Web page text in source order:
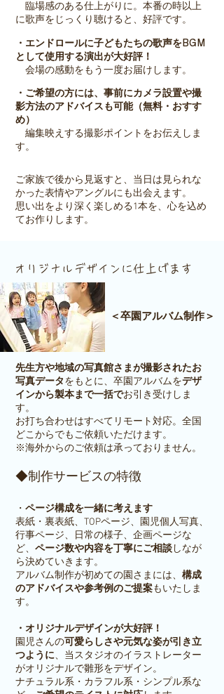
臨場感のある仕上がりに。本番の時以上
に歌声をじっくり聴けると、好評です。
・エンドロールに子どもたちの歌声を BGM
として使用する演出が大好評！
会場の感動をもう一度お届けします。
・ご希望の方には、事前にカメラ設置や撮
影方法のアドバイスも可能（無料・おすす
め）
編集映えする撮影ポイントをお伝えしま
す。
ご家族で後から見返すと、当日は見られな
かった表情やアングルにも出会えます。
思い出をより深く楽しめる1本を、心を込め
てお作りします。
オリジナルデザインに仕上げます
＜卒園アルバム制作＞
先生方や地域の写真館さまが撮影されたお
写真データをもとに、卒園アルバムをデザ
インから製本まで一括でお引き受けしま
す。
お打ち合わせはすべてリモート対応。全国
どこからでもご依頼いただけます。
※海外からのご依頼は承っておりません。
◆制作サービスの特徴
・ ページ構成を一緒に考えます
表紙・裏表紙、TOPページ、園児個人写真、
行事ページ、日常の様子、企画ページな
ど、 ページ数や内容を丁寧にご相談しなが
ら決めていきます。
アルバム制作が初めての園さまには、 構成
のアドバイスや参考例のご提案もいたしま
す。
・オリジナルデザインが大好評！
園児さんの可愛らしさや元気な姿が引き立
つように、当スタジオのイラストレーター
がオリジナルで雛形をデザイン。
ナチュラル系・カラフル系・シンプル系な